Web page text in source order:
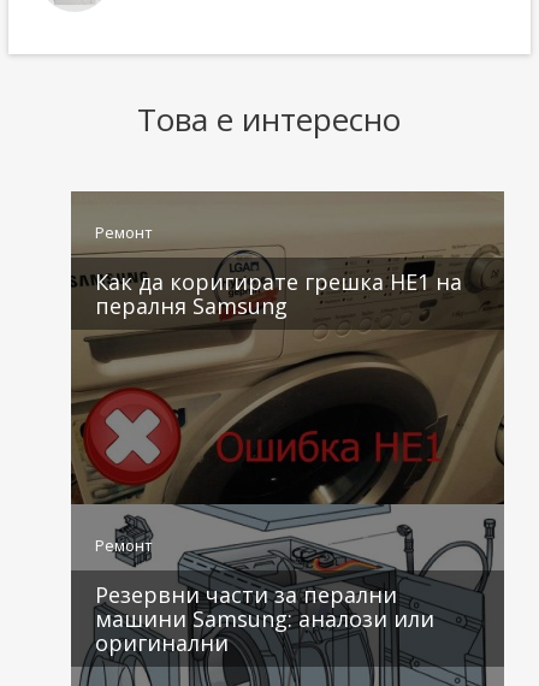
Това е интересно
Ремонт
Как да коригирате грешка HE1 на
пералня Samsung
4 коментара
Ремонт
Резервни части за перални
машини Samsung: аналози или
оригинални